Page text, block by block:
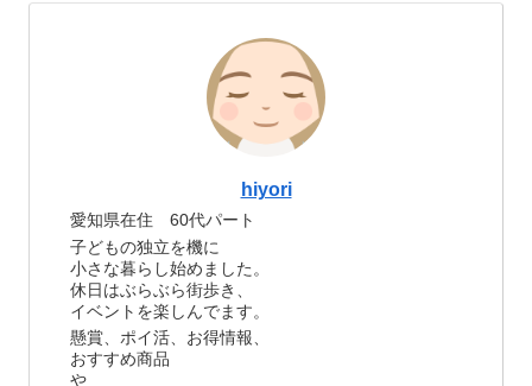
hiyori
愛知県在住 60代パート
子どもの独立を機に
小さな暮らし始めました。
休日はぶらぶら街歩き、
イベントを楽しんでます。
懸賞、ポイ活、お得情報、
おすすめ商品
や